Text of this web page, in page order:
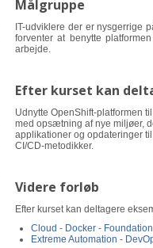
Målgruppe
IT-udviklere der er nysgerrige
forventer at benytte
arbejde.
Efter kurset kan
Udnytte OpenShift-platformen
med opsætning af nye miljøer,
applikationer og opdateringer
CI/CD-metodikker.
Videre forløb
Efter kurset kan deltagere
Cloud - Docker - Foundation
Extreme Automation -